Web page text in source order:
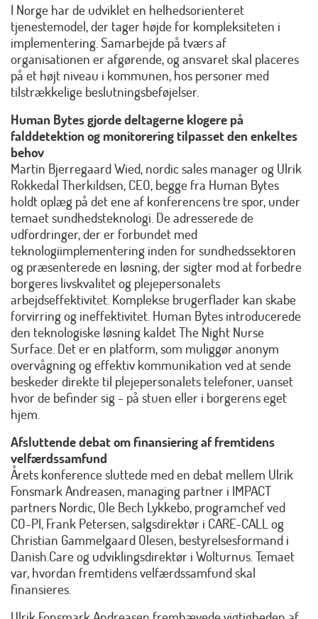
I Norge har de udviklet en helhedsorienteret
tjenestemodel, der tager højde for kompleksiteten i
implementering. Samarbejde på tværs af
organisationen er afgørende, og ansvaret skal placeres
på et højt niveau i kommunen, hos personer med
tilstrækkelige beslutningsbeføjelser.
Human Bytes gjorde deltagerne klogere på
falddetektion og monitorering tilpasset den enkeltes
behov
Martin Bjerregaard Wied, nordic sales manager og Ulrik
Rokkedal Therkildsen, CEO, begge fra Human Bytes
holdt oplæg på det ene af konferencens tre spor, under
temaet sundhedsteknologi. De adresserede de
udfordringer, der er forbundet med
teknologiimplementering inden for sundhedssektoren
og præsenterede en løsning, der sigter mod at forbedre
borgeres livskvalitet og plejepersonalets
arbejdseffektivitet. Komplekse brugerflader kan skabe
forvirring og ineffektivitet. Human Bytes introducerede
den teknologiske løsning kaldet The Night Nurse
Surface. Det er en platform, som muliggør anonym
overvågning og effektiv kommunikation ved at sende
beskeder direkte til plejepersonalets telefoner, uanset
hvor de befinder sig - på stuen eller i borgerens eget
hjem.​
Afsluttende debat om finansiering af fremtidens
velfærdssamfund
Årets konference sluttede med en debat mellem Ulrik
Fonsmark Andreasen, managing partner i IMPACT
partners Nordic, Ole Bech Lykkebo, programchef ved
CO-PI, Frank Petersen, salgsdirektør i CARE-CALL og
Christian Gammelgaard Olesen, bestyrelsesformand i
Danish.Care og udviklingsdirektør i Wolturnus. Temaet
var, hvordan fremtidens velfærdssamfund skal
finansieres.